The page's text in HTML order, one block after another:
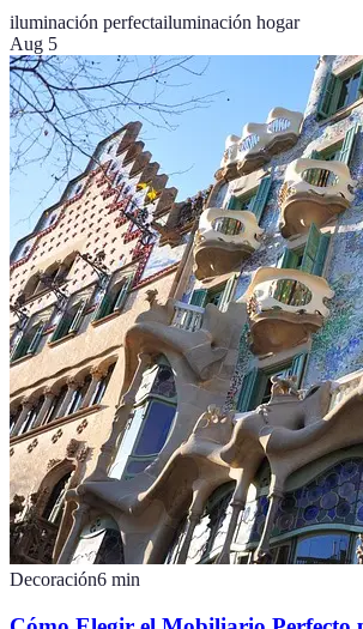
iluminación perfectailuminación hogar
Aug 5
Decoración6 min